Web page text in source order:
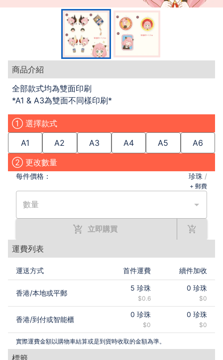
商品介紹
全部款式均為雙面印刷
*A1 & A3為雙面不同樣印刷*
① 選擇款式
A1
A2 A3 A4 A5
A6
② 更改數量
每件價格： 珍珠 /
+ 郵費
數量
立即購買
運費列表
運送方式 首件運費 續件加收
香港/本地或平郵
5 珍珠
$0.6
0 珍珠
$0
香港/到付或智能櫃
0 珍珠
$0
0 珍珠
$0
實際運費金額以購物車結算或是到貨時收取的金額為準。
標籤